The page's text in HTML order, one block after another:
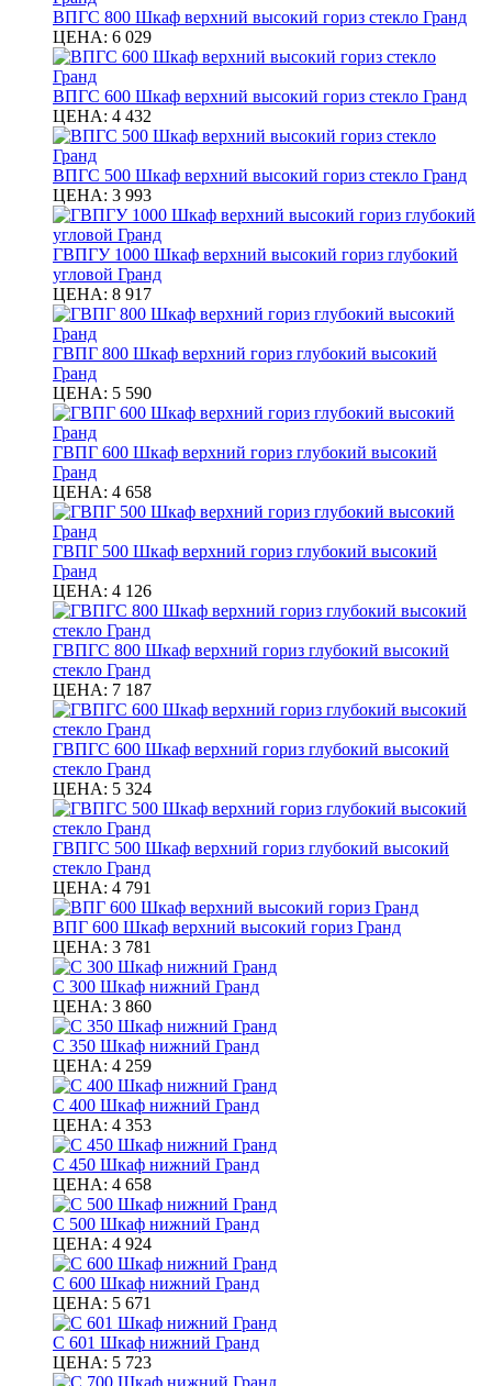
ВПГС 800 Шкаф верхний высокий гориз стекло Гранд
ЦЕНА: 6 029
ВПГС 600 Шкаф верхний высокий гориз стекло Гранд
ЦЕНА: 4 432
ВПГС 500 Шкаф верхний высокий гориз стекло Гранд
ЦЕНА: 3 993
ГВПГУ 1000 Шкаф верхний высокий гориз глубокий
угловой Гранд
ЦЕНА: 8 917
ГВПГ 800 Шкаф верхний гориз глубокий высокий
Гранд
ЦЕНА: 5 590
ГВПГ 600 Шкаф верхний гориз глубокий высокий
Гранд
ЦЕНА: 4 658
ГВПГ 500 Шкаф верхний гориз глубокий высокий
Гранд
ЦЕНА: 4 126
ГВПГС 800 Шкаф верхний гориз глубокий высокий
стекло Гранд
ЦЕНА: 7 187
ГВПГС 600 Шкаф верхний гориз глубокий высокий
стекло Гранд
ЦЕНА: 5 324
ГВПГС 500 Шкаф верхний гориз глубокий высокий
стекло Гранд
ЦЕНА: 4 791
ВПГ 600 Шкаф верхний высокий гориз Гранд
ЦЕНА: 3 781
С 300 Шкаф нижний Гранд
ЦЕНА: 3 860
С 350 Шкаф нижний Гранд
ЦЕНА: 4 259
С 400 Шкаф нижний Гранд
ЦЕНА: 4 353
С 450 Шкаф нижний Гранд
ЦЕНА: 4 658
С 500 Шкаф нижний Гранд
ЦЕНА: 4 924
С 600 Шкаф нижний Гранд
ЦЕНА: 5 671
С 601 Шкаф нижний Гранд
ЦЕНА: 5 723